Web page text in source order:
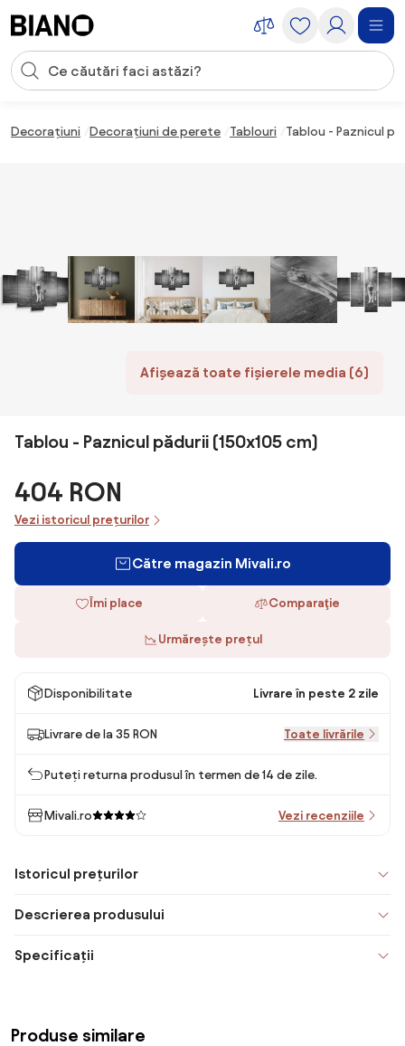
Introducerea căutării
Decorațiuni Decorațiuni de perete Tablouri Tablou - Paznicul
Afișează toate fișierele media (6)
Tablou - Paznicul pădurii (150x105 cm)
404 RON
Vezi istoricul prețurilor
Către magazin Mivali.ro
Îmi place Comparaţie
Urmărește prețul
Disponibilitate Livrare în peste 2 zile
Livrare de la 35 RON Toate livrările
Puteți returna produsul în termen de 14 de zile.
Mivali.ro Vezi recenziile
Istoricul prețurilor
Descrierea produsului
Specificații
Produse similare